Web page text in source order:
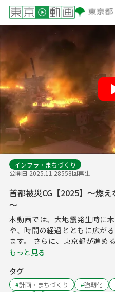
Play
インフラ・まちづくり
公開日 2025.11.28558回再生
首都被災CG【2025】～燃
～
本動画では、大地震発生時に
や、時間の経過とともに広が
ます。 さらに、東京都が進め
もっと見る
タグ
#計画・まちづくり #強靭化